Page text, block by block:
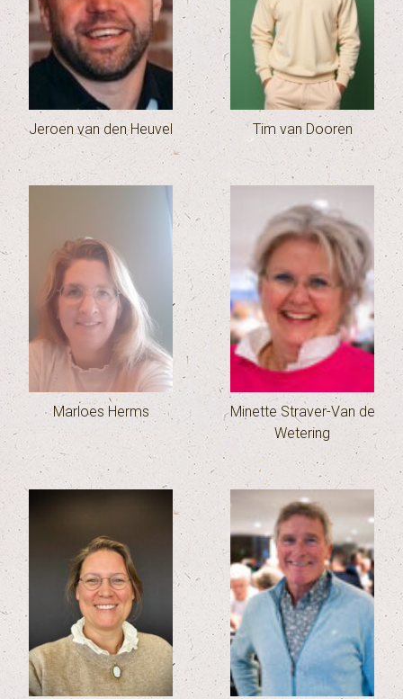
Jeroen van den Heuvel Tim van Dooren
Marloes Herms
Minette Straver-Van de
Wetering